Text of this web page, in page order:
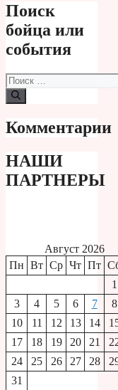
Поиск
бойца или
события
Поиск:
Комментарии
НАШИ
ПАРТНЕРЫ
Август 2026
Пн Вт Ср Чт Пт
1
3
4 5 6 7 8
10
11 12 13 14
17
18 19 20 21
24
25 26 27 28
31